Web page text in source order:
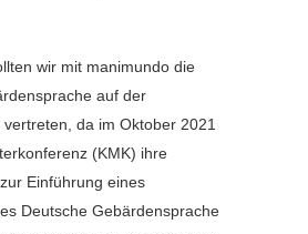
wir mit manimundo die
auf der
da im Oktober 2021
(KMK) ihre
Einführung eines
Deutsche Gebärdensprache